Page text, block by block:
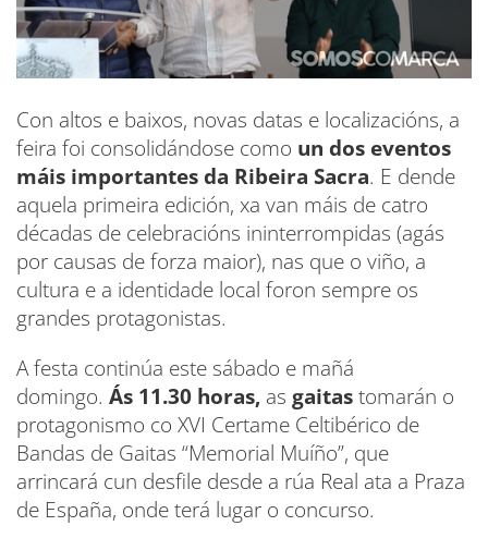
Con altos e baixos, novas datas e localizacións, a
feira foi consolidándose como un dos eventos
máis importantes da Ribeira Sacra. E dende
aquela primeira edición, xa van máis de catro
décadas de celebracións ininterrompidas (agás
por causas de forza maior), nas que o viño, a
cultura e a identidade local foron sempre os
grandes protagonistas.
A festa continúa este sábado e mañá
domingo. Ás 11.30 horas, as gaitastomarán o
protagonismo co XVI Certame Celtibérico de
Bandas de Gaitas “Memorial Muíño”, que
arrincará cun desfile desde a rúa Real ata a Praza
de España, onde terá lugar o concurso.